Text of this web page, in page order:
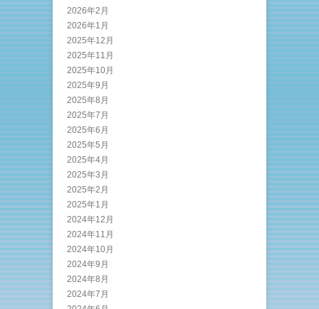
2026年2月
2026年1月
2025年12月
2025年11月
2025年10月
2025年9月
2025年8月
2025年7月
2025年6月
2025年5月
2025年4月
2025年3月
2025年2月
2025年1月
2024年12月
2024年11月
2024年10月
2024年9月
2024年8月
2024年7月